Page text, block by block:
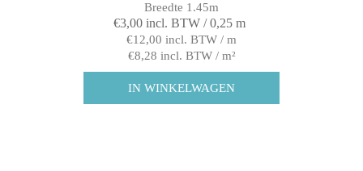
Breedte 1.45m
€3,00 incl. BTW / 0,25 m
€12,00 incl. BTW / m
€8,28 incl. BTW / m²